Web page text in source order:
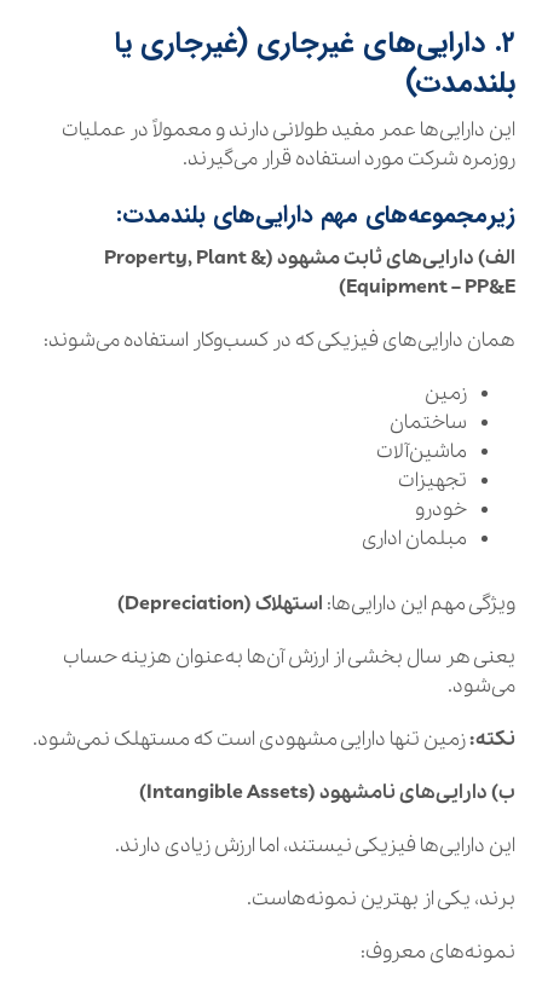
۲. دارایی‌های غیرجاری (غیرجاری یا
بلندمدت)
این دارایی‌ها عمر مفید طولانی دارند و معمولاً در عملیات
روزمره شرکت مورد استفاده قرار می‌گیرند.
زیرمجموعه‌های مهم دارایی‌های بلندمدت:
الف) دارایی‌های ثابت مشهود (Property, Plant &
Equipment – PP&E)
همان دارایی‌های فیزیکی که در کسب‌وکار استفاده می‌شوند:
زمین
ساختمان
ماشین‌آلات
تجهیزات
خودرو
مبلمان اداری
ویژگی مهم این دارایی‌ها: استهلاک (Depreciation)
یعنی هر سال بخشی از ارزش آن‌ها به‌عنوان هزینه حساب
می‌شود.
نکته:زمین تنها دارایی مشهودی است که مستهلک نمی‌شود.
ب) دارایی‌های نامشهود (Intangible Assets)
این دارایی‌ها فیزیکی نیستند، اما ارزش زیادی دارند.
برند، یکی از بهترین نمونه‌هاست.
نمونه‌های معروف: